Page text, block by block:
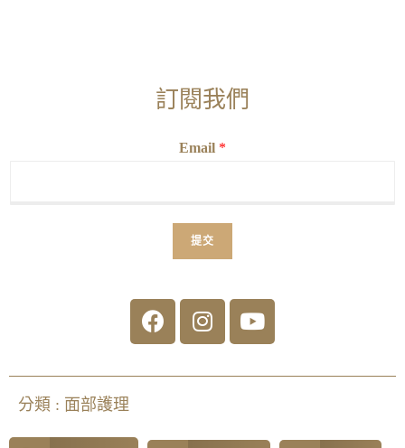
訂閱我們
Email *
提交
分類 : 面部護理